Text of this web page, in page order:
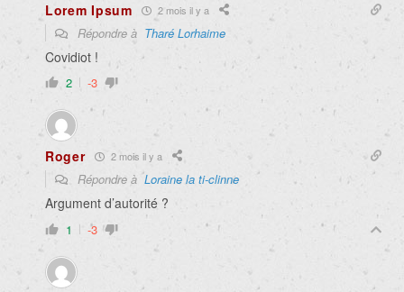
Lorem Ipsum 2 mois il y a
Répondre à Tharé Lorhaime
Covidiot !
2 -3
Roger 2 mois il y a
Répondre àLoraine la ti-clinne
Argument d’autorité ?
1 -3